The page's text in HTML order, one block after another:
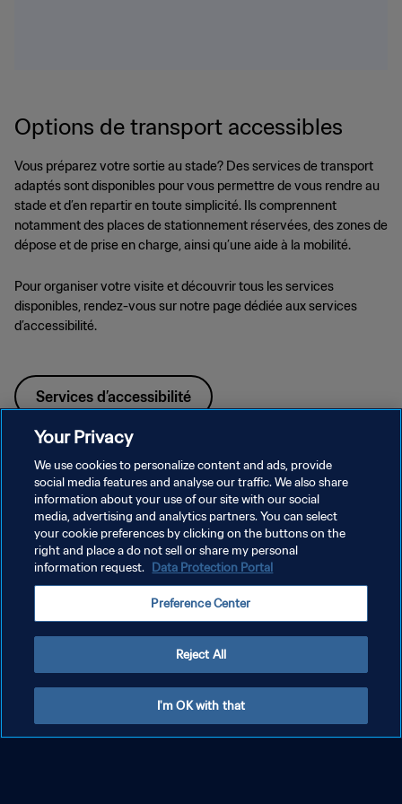
Options de transport accessibles
Vous préparez votre sortie au stade? Des services de transport
adaptés sont disponibles pour vous permettre de vous rendre au
stade et d’en repartir en toute simplicité. Ils comprennent
notamment des places de stationnement réservées, des zones de
dépose et de prise en charge, ainsi qu’une aide à la mobilité.
Pour organiser votre visite et découvrir tous les services
disponibles, rendez-vous sur notre page dédiée aux services
d’accessibilité.
Services d’accessibilité
En savoir plus
Your Privacy
We use cookies to personalize content and ads, provide
social media features and analyse our traffic. We also share
information about your use of our site with our social
media, advertising and analytics partners. You can select
your cookie preferences by clicking on the buttons on the
right and place a do not sell or share my personal
information request. Data Protection Portal
Preference Center
Reject All
I'm OK with that